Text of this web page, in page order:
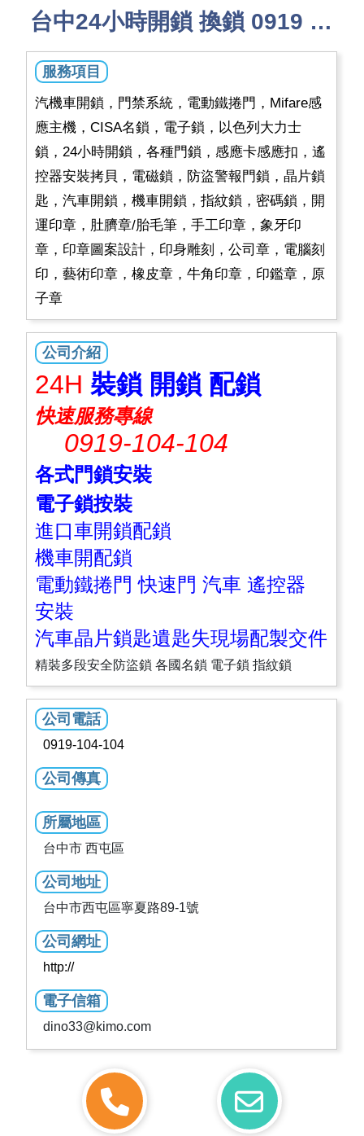
台中24小時開鎖 換鎖 0919 104 104
服務項目
汽機車開鎖，門禁系統，電動鐵捲門，Mifare感
應主機，CISA名鎖，電子鎖，以色列大力士
鎖，24小時開鎖，各種門鎖，感應卡感應扣，遙
控器安裝拷貝，電磁鎖，防盜警報門鎖，晶片鎖
匙，汽車開鎖，機車開鎖，指紋鎖，密碼鎖，開
運印章，肚臍章/胎毛筆，手工印章，象牙印
章，印章圖案設計，印身雕刻，公司章，電腦刻
印，藝術印章，橡皮章，牛角印章，印鑑章，原
子章
公司介紹
24H 裝鎖 開鎖 配鎖
快速服務專線
0919-104-104
各式門鎖安裝
電子鎖按裝
進口車開鎖配鎖
機車開配鎖
電動鐵捲門 快速門 汽車 遙控器
安裝
汽車晶片鎖匙遺匙失現場配製交件
精裝多段安全防盜鎖 各國名鎖 電子鎖 指紋鎖
公司電話
0919-104-104
公司傳真
所屬地區
台中市 西屯區
公司地址
台中市西屯區寧夏路89-1號
公司網址
http://
電子信箱
dino33@kimo.com